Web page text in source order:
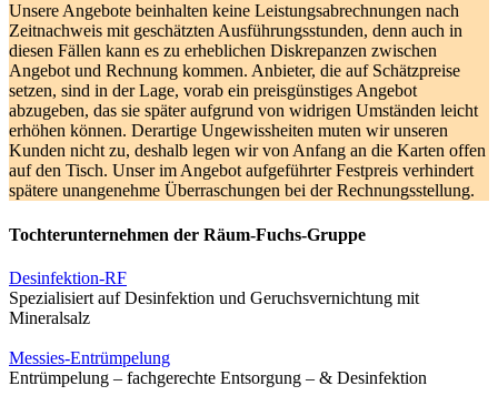
Unsere Angebote beinhalten keine Leistungsabrechnungen nach
Zeitnachweis mit geschätzten Ausführungsstunden, denn auch in
diesen Fällen kann es zu erheblichen Diskrepanzen zwischen
Angebot und Rechnung kommen. Anbieter, die auf Schätzpreise
setzen, sind in der Lage, vorab ein preisgünstiges Angebot
abzugeben, das sie später aufgrund von widrigen Umständen leicht
erhöhen können. Derartige Ungewissheiten muten wir unseren
Kunden nicht zu, deshalb legen wir von Anfang an die Karten offen
auf den Tisch. Unser im Angebot aufgeführter Festpreis verhindert
spätere unangenehme Überraschungen bei der Rechnungsstellung.
Tochterunternehmen der Räum-Fuchs-Gruppe
Desinfektion-RF
Spezialisiert auf Desinfektion und Geruchsvernichtung mit
Mineralsalz
Messies-Entrümpelung
Entrümpelung – fachgerechte Entsorgung – & Desinfektion